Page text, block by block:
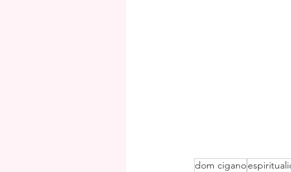
dom cigano